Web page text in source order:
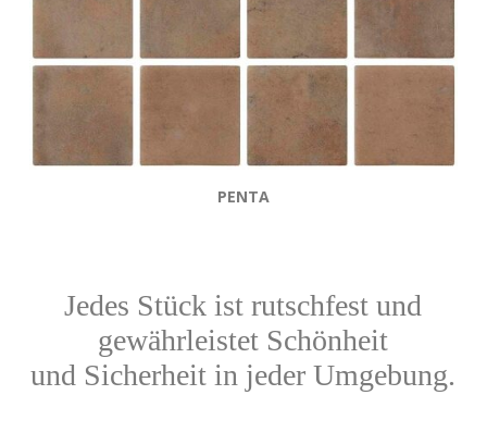
PENTA
Jedes Stück ist rutschfest und
gewährleistet Schönheit
und Sicherheit in jeder Umgebung.